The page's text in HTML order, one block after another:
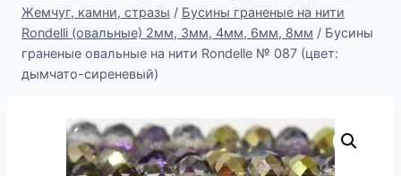
Жемчуг, камни, стразы / Бусины граненые на нити
Rondelli (овальные) 2мм, 3мм, 4мм, 6мм, 8мм / Бусины
граненые овальные на нити Rondelle № 087 (цвет:
дымчато-сиреневый)